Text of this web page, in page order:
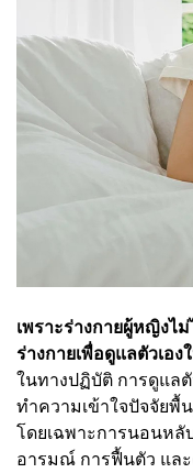
เพราะร่างกายผู้หญิง
ร่างกายเพื่อดูแลตัวเอง
ในทางปฏิบัติ การดูแลตั
ทำความเข้าใจปัจจัยพื้
โดยเฉพาะการนอนห
อารมณ์ การฟื้นตัว แล